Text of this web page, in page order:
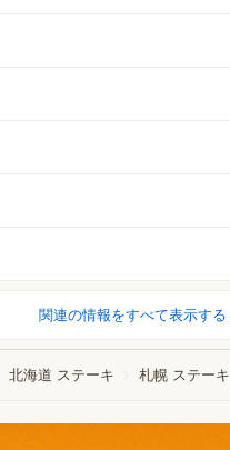
関連の情報をすべて表示する
北海道 ステーキ 札幌 ステーキ